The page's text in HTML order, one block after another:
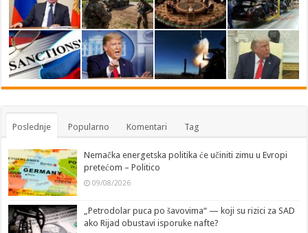
Poslednje Popularno Komentari Tag
Nemačka energetska politika će učiniti zimu u Evropi
pretećom – Politico
09/08/2026
„Petrodolar puca po šavovima“ — koji su rizici za SAD
ako Rijad obustavi isporuke nafte?